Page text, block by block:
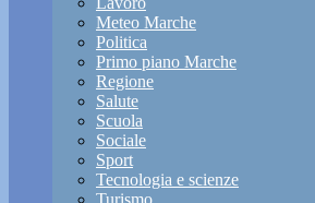
Meteo Marche
Politica
Primo piano Marche
Regione
Salute
Scuola
Sociale
Sport
Tecnologia e scienze
Turismo